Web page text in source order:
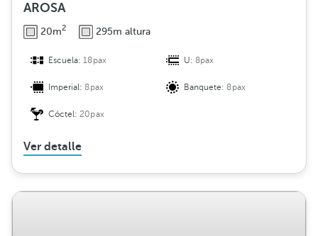
AROSA
20m2 295m altura
Escuela:18pax U:8pax
Imperial:8pax Banquete:8pax
Cóctel:20pax
Ver detalle